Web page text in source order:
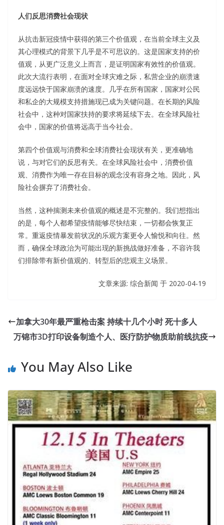
人们反思消费社会现状
从抗击新冠疫情中获得的第三个价值观，在当前全球主义及
其心理模式的背景下几乎是不可思议的。这是国家支持的价
值观，从更广泛意义上而言，是证明国家有效性的价值观。
此次大流行表明，在面对全球灾难之际，私营企业的崩溃速
度远远快于国家崩溃的速度。几乎在所有国家，国家对公民
和私企的大规模支持措施现已成为关键问题。在长期的风险
社会中，这种对国家扶持的要求将延续下去。在全球风险社
会中，国家的价值将远高于当今社会。
第四个价值观与消费和全球消费社会现状有关，更准确地
说，与对它们的反思有关。在全球风险社会中，消费价值
观、消费作为唯一存在目标的观念没有容身之地。因此，风
险社会摒弃了消费社会。
当然，这种揣测未来价值观的概述是不完整的。我们想指出
的是，每个人都希望疫情能够尽快结束，一切都会恢复正
常。重返疫情暴发前状况的乐观方案更令人愉悦和向往。然
而，确保全球政治为可能出现的新挑战做好准备，不容许我
们排除带有新价值观的、转型后的悲观主义场景。
文章来源: 综合新闻 于 2020-04-19
加拿大30年最严重枪击案 持续十几个小时 死十多人
万锦市3D打印设备制造个人、医疗防护物质助前线抗疫
You May Also Like